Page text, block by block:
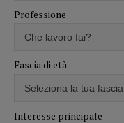
Professione
Fascia di età
Interesse principale